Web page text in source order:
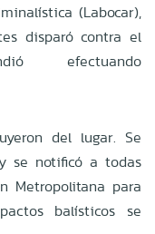
(Labocar),
disparó contra el
efectuando
del lugar. Se
se notificó a todas
Metropolitana para
balísticos se